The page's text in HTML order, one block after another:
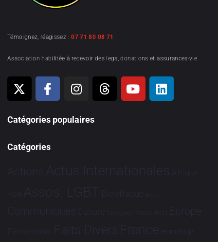
Témoignez, réagissez :07 71 80 08 71
Association habilitée à recevoir des legs, donations et assurances-vie
Catégories populaires
Catégories
Actions Actus Internationales Afrique
Asie Assos. LGBT Bioéthique Brève
Communiqués Culture Dialogues France-Brésil Europe
Evénements Faits Divers France Hommage